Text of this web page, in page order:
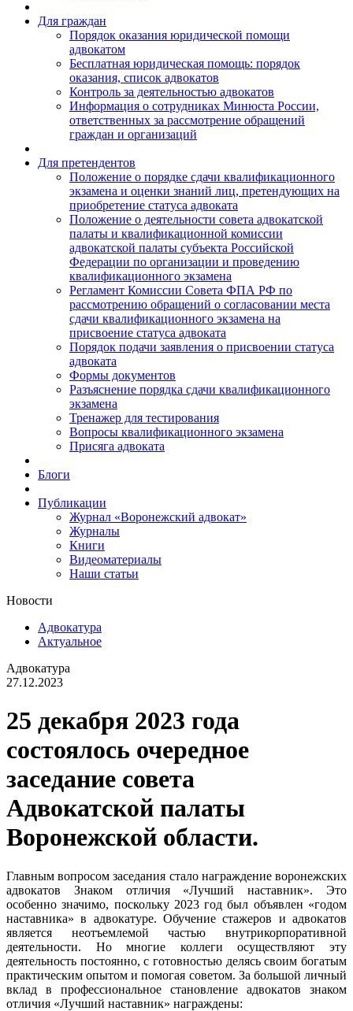
Для граждан
Порядок оказания юридической помощи
адвокатом
Бесплатная юридическая помощь: порядок
оказания, список адвокатов
Контроль за деятельностью адвокатов
Информация о сотрудниках Минюста России,
ответственных за рассмотрение обращений
граждан и организаций
Для претендентов
Положение о порядке сдачи квалификационного
экзамена и оценки знаний лиц, претендующих на
приобретение статуса адвоката
Положение о деятельности совета адвокатской
палаты и квалификационной комиссии
адвокатской палаты субъекта Российской
Федерации по организации и проведению
квалификационного экзамена
Регламент Комиссии Совета ФПА РФ по
рассмотрению обращений о согласовании места
сдачи квалификационного экзамена на
присвоение статуса адвоката
Порядок подачи заявления о присвоении статуса
адвоката
Формы документов
Разъяснение порядка сдачи квалификационного
экзамена
Тренажер для тестирования
Вопросы квалификационного экзамена
Присяга адвоката
Блоги
Публикации
Журнал «Воронежский адвокат»
Журналы
Книги
Видеоматериалы
Наши статьи
Новости
Адвокатура
Актуальное
Адвокатура
27.12.2023
25 декабря 2023 года
состоялось очередное
заседание совета
Адвокатской палаты
Воронежской области.
Главным вопросом заседания стало награждение воронежских
адвокатов Знаком отличия «Лучший наставник». Это
особенно значимо, поскольку 2023 год был объявлен «годом
наставника» в адвокатуре. Обучение стажеров и адвокатов
является неотъемлемой частью внутрикорпоративной
деятельности. Но многие коллеги осуществляют эту
деятельность постоянно, с готовностью делясь своим богатым
практическим опытом и помогая советом. За большой личный
вклад в профессиональное становление адвокатов знаком
отличия «Лучший наставник» награждены: